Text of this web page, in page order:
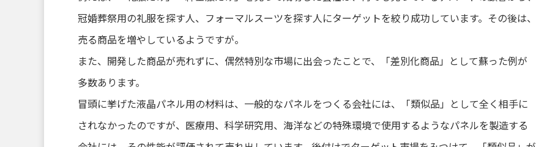
冠婚葬祭用の礼服を探す人、フォーマルスーツを探す人にターゲットを絞り成功しています。その後は、
売る商品を増やしているようですが。
また、開発した商品が売れずに、偶然特別な市場に出会ったことで、「差別化商品」として蘇った例が
多数あります。
冒頭に挙げた液晶パネル用の材料は、一般的なパネルをつくる会社には、「類似品」として全く相手に
されなかったのですが、医療用、科学研究用、海洋などの特殊環境で使用するようなパネルを製造する